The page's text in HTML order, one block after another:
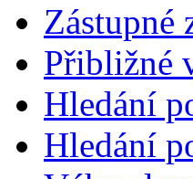
Zástupné
Přibližné
Hledání
Hledání